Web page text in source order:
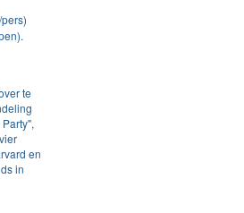
te
en
in